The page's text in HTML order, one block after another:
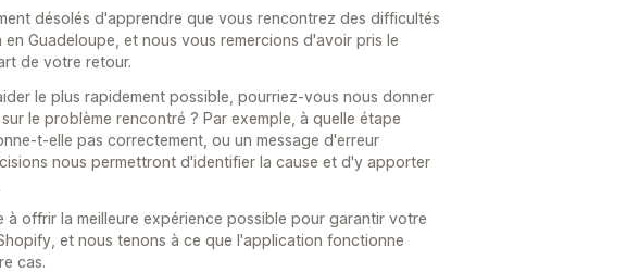
désolés d'apprendre que vous rencontrez des difficultés
Guadeloupe, et nous vous remercions d'avoir pris le
de votre retour.
le plus rapidement possible, pourriez-vous nous donner
le problème rencontré ? Par exemple, à quelle étape
t-elle pas correctement, ou un message d'erreur
nous permettront d'identifier la cause et d'y apporter
à offrir la meilleure expérience possible pour garantir votre
et nous tenons à ce que l'application fonctionne
cas.